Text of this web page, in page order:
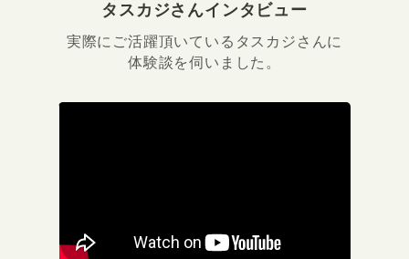
タスカジさんインタビュー
実際にご活躍頂いているタスカジさんに
体験談を伺いました。